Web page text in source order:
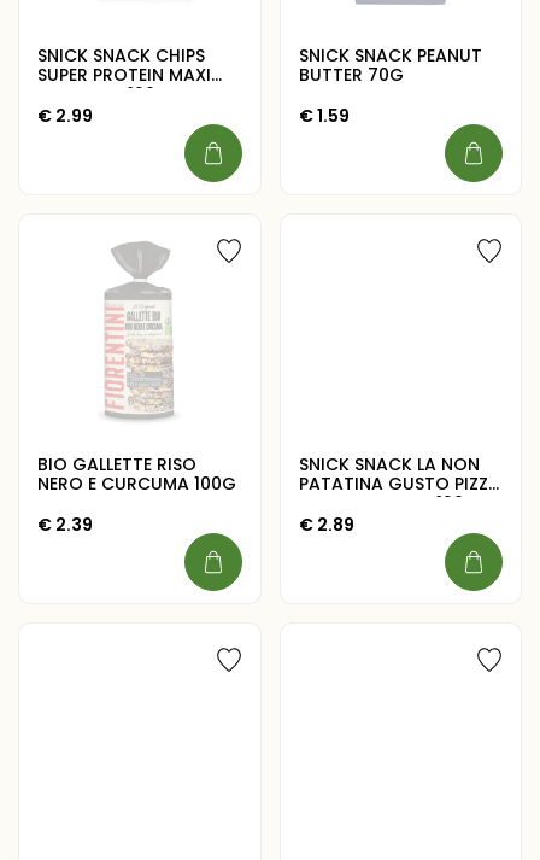
SNICK SNACK CHIPS
SUPER PROTEIN MAXI
FORMATO 120G
€ 2.99
SNICK SNACK PEANUT
BUTTER 70G
€1.59
BIO GALLETTE RISO
NERO E CURCUMA 100G
€ 2.39
SNICK SNACK LA NON
PATATINA GUSTO PIZZA
MAXI FORMATO 120G
€2.89